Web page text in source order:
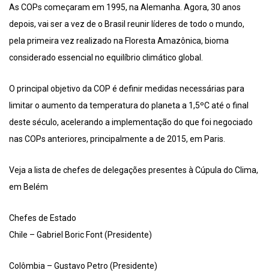
As COPs começaram em 1995, na Alemanha. Agora, 30 anos
depois, vai ser a vez de o Brasil reunir líderes de todo o mundo,
pela primeira vez realizado na Floresta Amazônica, bioma
considerado essencial no equilíbrio climático global.
O principal objetivo da COP é definir medidas necessárias para
limitar o aumento da temperatura do planeta a 1,5ºC até o final
deste século, acelerando a implementação do que foi negociado
nas COPs anteriores, principalmente a de 2015, em Paris.
Veja a lista de chefes de delegações presentes à Cúpula do Clima,
em Belém
Chefes de Estado
Chile – Gabriel Boric Font (Presidente)
Colômbia – Gustavo Petro (Presidente)